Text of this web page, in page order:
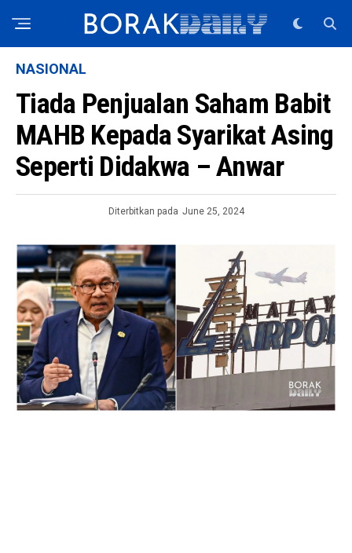
NASIONAL
Tiada Penjualan Saham Babit
MAHB Kepada Syarikat Asing
Seperti Didakwa – Anwar
Diterbitkan pada June 25, 2024